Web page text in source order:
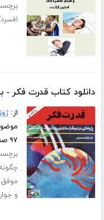
دانلود کتاب قدرت فکر
از:
۹۷ صفحه
و